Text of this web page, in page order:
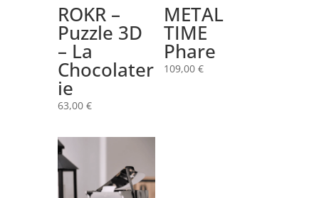
ROKR –
Puzzle 3D
– La
Chocolater
ie
63,00 €
METAL
TIME
Phare
109,00 €